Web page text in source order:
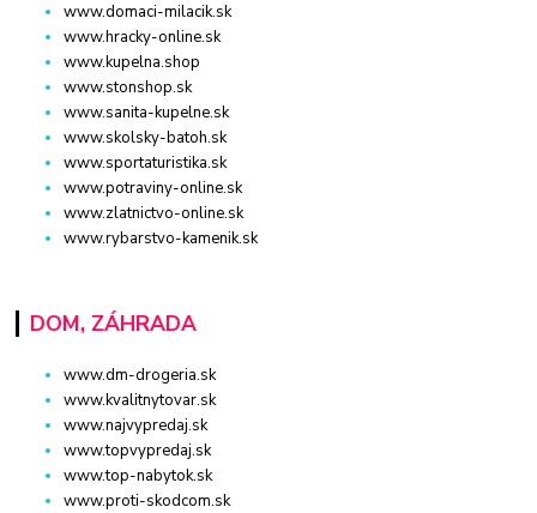
www.domaci-milacik.sk
www.hracky-online.sk
www.kupelna.shop
www.stonshop.sk
www.sanita-kupelne.sk
www.skolsky-batoh.sk
www.sportaturistika.sk
www.potraviny-online.sk
www.zlatnictvo-online.sk
www.rybarstvo-kamenik.sk
DOM, ZÁHRADA
www.dm-drogeria.sk
www.kvalitnytovar.sk
www.najvypredaj.sk
www.topvypredaj.sk
www.top-nabytok.sk
www.proti-skodcom.sk